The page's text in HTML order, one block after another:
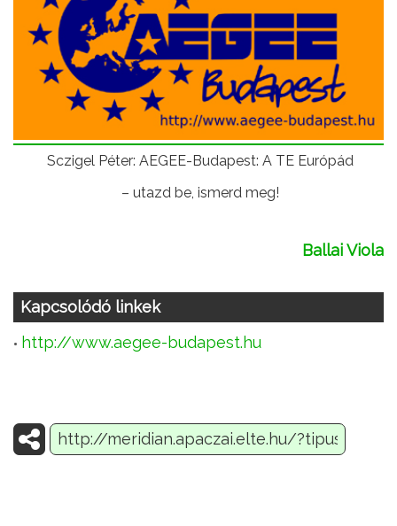
Sczigel Péter: AEGEE-Budapest: A TE Európád
– utazd be, ismerd meg!
Ballai Viola
Kapcsolódó linkek
http://www.aegee-budapest.hu